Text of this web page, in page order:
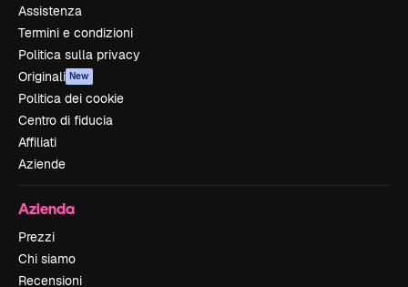
Assistenza
Termini e condizioni
Politica sulla privacy
Originali New
Politica dei cookie
Centro di fiducia
Affiliati
Aziende
Azienda
Prezzi
Chi siamo
Recensioni